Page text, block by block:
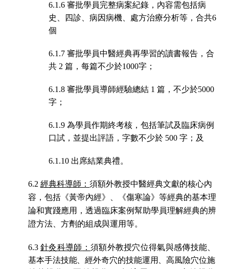
6.1.6 審批學員完整病案紀錄，內容需包括病
史、四診、病因病機、處方治療分析等，合共6
個
6.1.7 審批學員中醫經典再學習的讀書報告，合
共 2 篇，每篇不少於1000字 ；
6.1.8 審批學員導師經驗總結 1 篇，不少於5000
字 ；
6.1.9 為學員作期終考核，包括筆試及臨床病例
口試，並提出評語，字數不少於 500 字；及
6.1.10 出席結業典禮。
6.2 經典科導師： 須額外教授中醫經典文獻的核心內
容，包括《黃帝內經》
《傷寒論》等經典的基本理
論和實踐應用 ，透過臨床案例幫助學員理解經典的辨
證方法、 方劑的組成與運用等。
6.3 針灸科導師 ： 須額外教授穴位得氣與感傳技能、
基本手法技能、經外奇穴的技能運用、高風險穴位施